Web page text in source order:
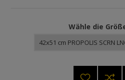
Wähle die